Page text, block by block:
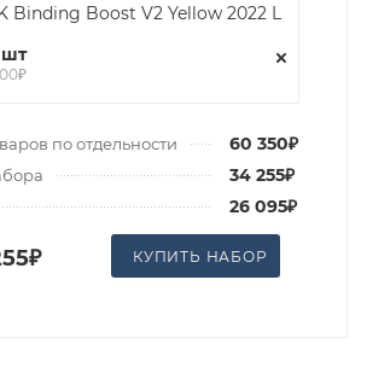
Binding Boost V2 Yellow 2022 L
шт
по отдельности 60 350₽
34 255₽
26 095₽
КУПИТЬ НАБОР